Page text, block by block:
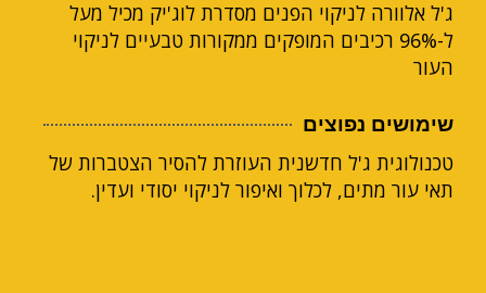
ג'ל אלוורה לניקוי הפנים מסדרת לוג'יק מכיל מעל
ל-96% רכיבים המופקים ממקורות טבעיים לניקוי
העור
שימושים נפוצים
טכנולוגית ג'ל חדשנית העוזרת להסיר הצטברות של
תאי עור מתים, לכלוך ואיפור לניקוי יסודי ועדין.